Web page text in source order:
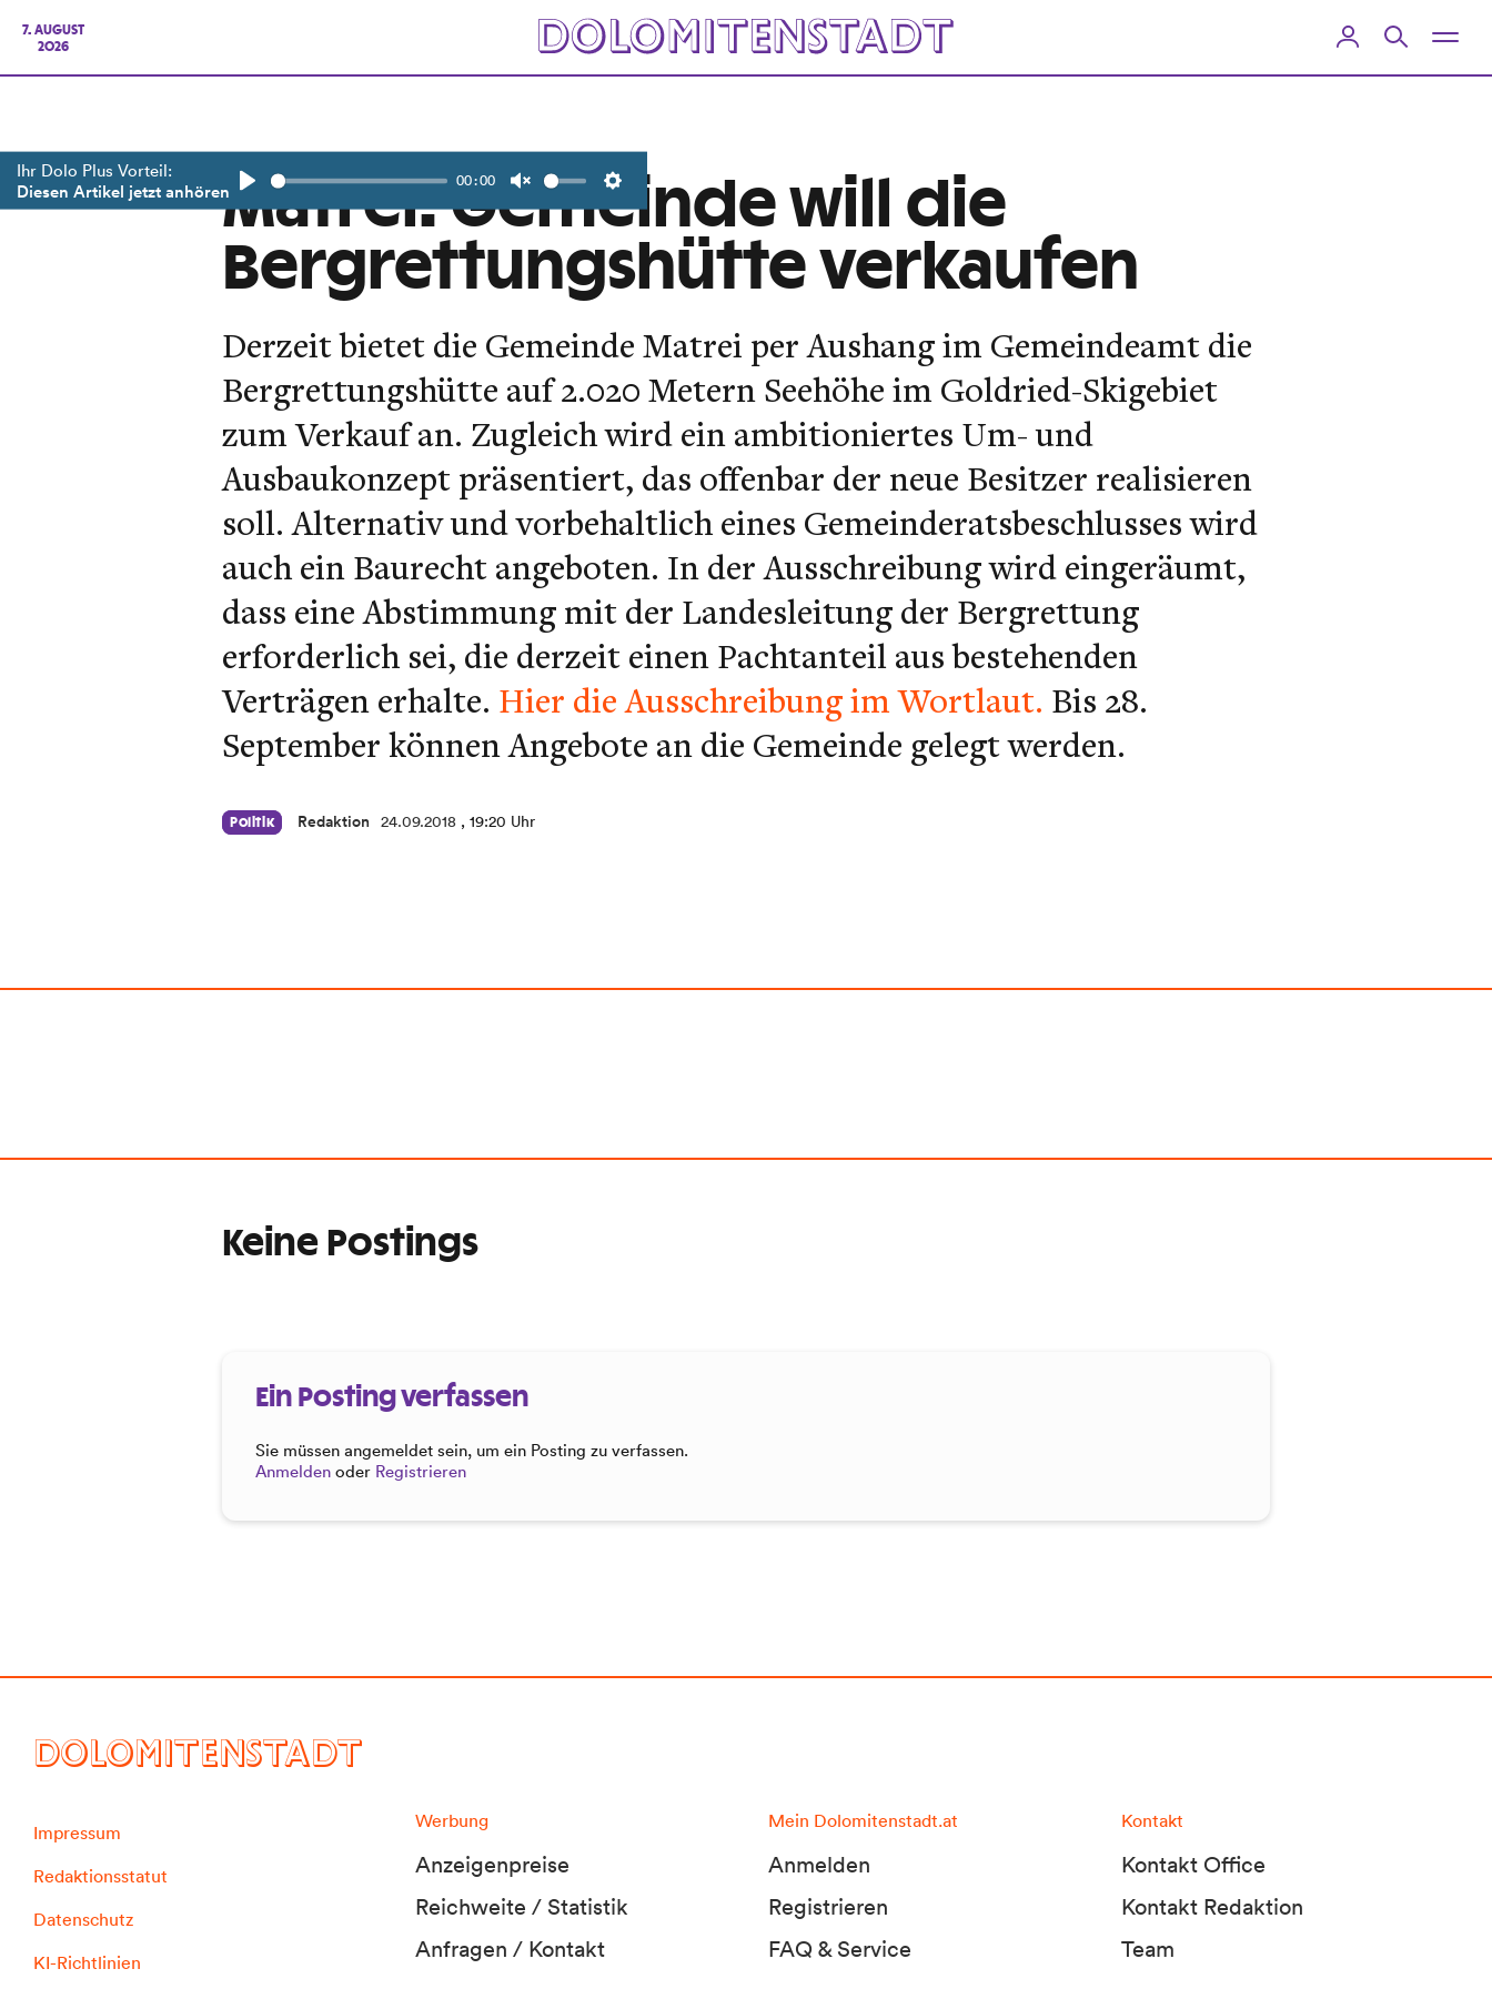
7. AUGUST
2026
Ihr Dolo Plus Vorteil:
Diesen Artikel jetzt anhören
Play
00:00
Unmute Settings
Matrei: Gemeinde will die
Bergrettungshütte verkaufen
Derzeit bietet die Gemeinde Matrei per Aushang im Gemeindeamt die
Bergrettungshütte auf 2.020 Metern Seehöhe im Goldried-Skigebiet
zum Verkauf an. Zugleich wird ein ambitioniertes Um- und
Ausbaukonzept präsentiert, das offenbar der neue Besitzer realisieren
soll. Alternativ und vorbehaltlich eines Gemeinderatsbeschlusses wird
auch ein Baurecht angeboten. In der Ausschreibung wird eingeräumt,
dass eine Abstimmung mit der Landesleitung der Bergrettung
erforderlich sei, die derzeit einen Pachtanteil aus bestehenden
Verträgen erhalte. Hier die Ausschreibung im Wortlaut. Bis 28.
September können Angebote an die Gemeinde gelegt werden.
Politik Redaktion 24.09.2018 , 19:20 Uhr
Keine Postings
Ein Posting verfassen
Sie müssen angemeldet sein, um ein Posting zu verfassen.
Anmelden oder Registrieren
DOLOMITENSTADT
Impressum
Redaktionsstatut
Datenschutz
KI-Richtlinien
Werbung
Anzeigenpreise
Reichweite / Statistik
Anfragen / Kontakt
Mein Dolomitenstadt.at
Anmelden
Registrieren
FAQ & Service
Kontakt
Kontakt Office
Kontakt Redaktion
Team